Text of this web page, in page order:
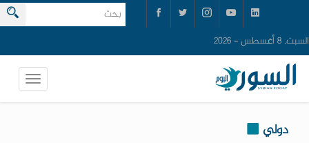
السبت, 8 أغسطس - 2026
دولي